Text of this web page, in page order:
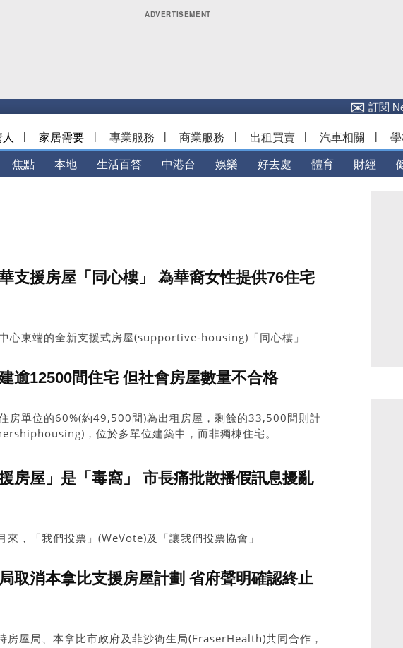
✉訂閱
| 家居需要 | 專業服務 | 商業服務 | 出租買賣 | 汽車相關 |
焦點 本地 生活百答 中港台 娛樂 好去處 體育 財經
支援房屋「同心樓」 為華裔女性提供76住宅
心東端的全新支援式房屋(supportive-housing)「同心樓」
逾12500間住宅 但社會房屋數量不合格
房單位的60%(約49,500間)為出租房屋，剩餘的33,500間則計
，位於多單位建築中，而非獨棟住宅。
房屋」是「毒窩」 市長痛批散播假訊息擾亂
來，「我們投票」(WeVote)及「讓我們投票協會」
取消本拿比支援房屋計劃 省府聲明確認終止
房屋局、本拿比市政府及菲沙衛生局(FraserHealth)共同合作，